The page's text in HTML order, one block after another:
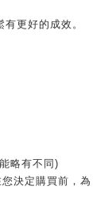
更好的成效。
略有不同)
決定購買前，為